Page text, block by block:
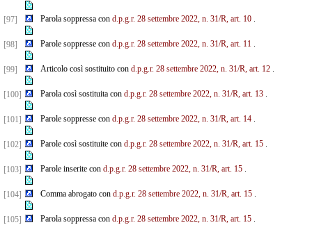
[97] Parola soppressa con d.p.g.r. 28 settembre 2022, n. 31/R, art. 10.
[98] Parole soppresse con d.p.g.r. 28 settembre 2022, n. 31/R, art. 11.
[99] Articolo così sostituito con d.p.g.r. 28 settembre 2022, n. 31/R, art. 12.
[100] Parola così sostituita con d.p.g.r. 28 settembre 2022, n. 31/R, art. 13.
[101] Parole soppresse con d.p.g.r. 28 settembre 2022, n. 31/R, art. 14.
[102] Parole così sostituite con d.p.g.r. 28 settembre 2022, n. 31/R, art. 15.
[103] Parole inserite con d.p.g.r. 28 settembre 2022, n. 31/R, art. 15.
[104] Comma abrogato con d.p.g.r. 28 settembre 2022, n. 31/R, art. 15.
[105] Parola soppressa con d.p.g.r. 28 settembre 2022, n. 31/R, art. 15.